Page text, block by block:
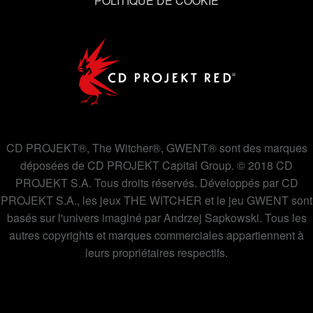
CD PROJEKT®, The Witcher®, GWENT® sont des marques
déposées de CD PROJEKT Capital Group. © 2018 CD
PROJEKT S.A. Tous droits réservés. Développés par CD
PROJEKT S.A., les jeux THE WITCHER et le jeu GWENT sont
basés sur l'univers imaginé par Andrzej Sapkowski. Tous les
autres copyrights et marques commerciales appartiennent à
leurs propriétaires respectifs.